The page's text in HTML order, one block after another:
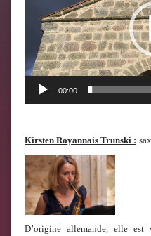
00:00
Kirsten Royannais Trunski :
D’origine allemande, elle est